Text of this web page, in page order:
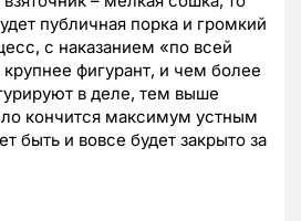
публичная порка и громкий
с наказанием «по всей
фигурант, и чем более
в деле, тем выше
кончится максимум устным
быть и вовсе будет закрыто за